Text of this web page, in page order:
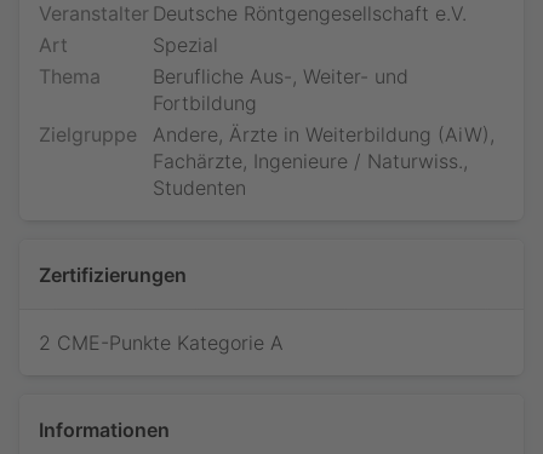
Veranstalter Deutsche Röntgengesellschaft e.V.
Art
Spezial
Thema
Berufliche Aus-, Weiter- und
Fortbildung
Zielgruppe
Andere, Ärzte in Weiterbildung (AiW),
Fachärzte, Ingenieure / Naturwiss.,
Studenten
Zertifizierungen
2 CME-Punkte Kategorie A
Informationen